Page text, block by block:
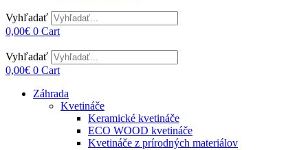
Vyhľadať
0,00€ 0 Cart
Vyhľadať
0,00€ 0 Cart
Záhrada
Kvetináče
Keramické kvetináče
ECO WOOD kvetináče
Kvetináče z prírodných materiálov